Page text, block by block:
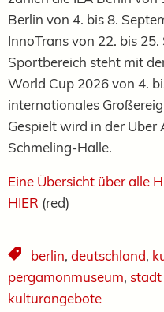
Berlin von 4. bis 8.
InnoTrans von 22. bis
Sportbereich steht mit
World Cup 2026 von 4.
internationales
Gespielt wird in der Uber
Schmeling-Halle.
Eine Übersicht über alle
HIER (red)
berlin, deutschland,
pergamonmuseum,
kulturangebote